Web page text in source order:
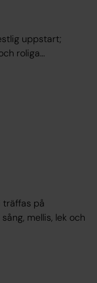
uppstart;
roliga
träffas på
mellis, lek och